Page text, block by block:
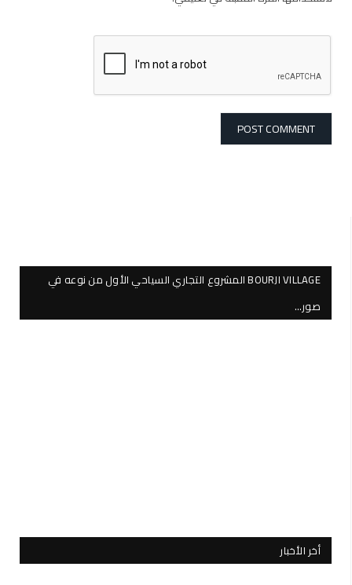
BOURJI VILLAGE المشروع التجاري السياحي الأول من نوعه في
صور…
أخر الأخبار